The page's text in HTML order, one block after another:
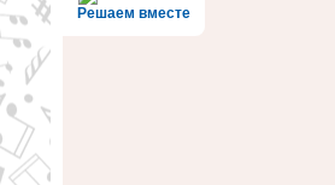
Решаем вместе